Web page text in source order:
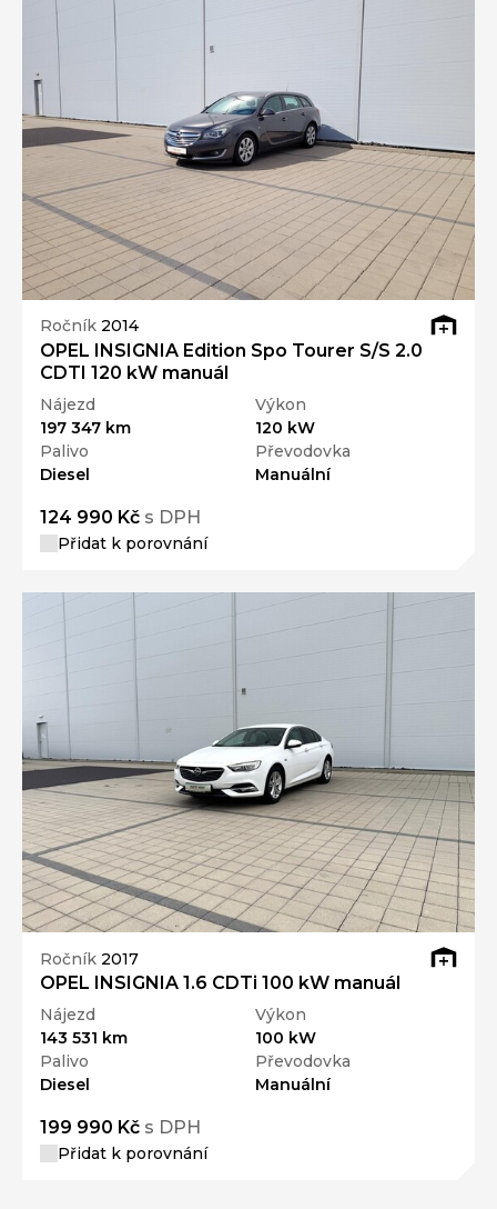
Ročník 2014
OPEL INSIGNIA Edition Spo Tourer S/S 2.0
CDTI 120 kW manuál
Nájezd
197 347 km
Výkon
120 kW
Palivo
Diesel
Převodovka
Manuální
124 990 Kč s DPH
Přidat k porovnání
Ročník 2017
OPEL INSIGNIA 1.6 CDTi 100 kW manuál
Nájezd
143 531 km
Výkon
100 kW
Palivo
Diesel
Převodovka
Manuální
199 990 Kč s DPH
Přidat k porovnání